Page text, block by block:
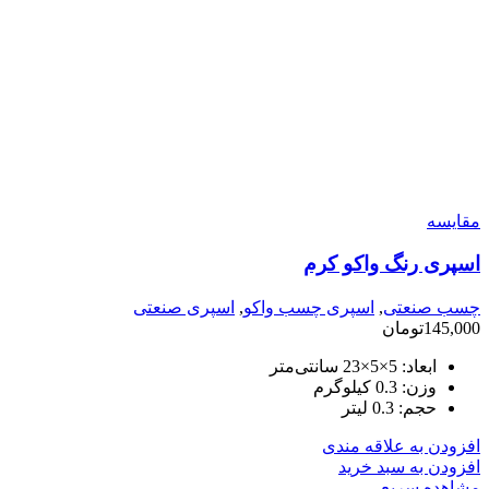
مقایسه
اسپری رنگ واکو کرم
چسب صنعتی, اسپری چسب واکو, اسپری صنعتی
145,000تومان
ابعاد: 5×5×23 سانتی‌متر
وزن: 0.3 کیلوگرم
حجم: 0.3 لیتر
افزودن به علاقه مندی
افزودن به سبد خرید